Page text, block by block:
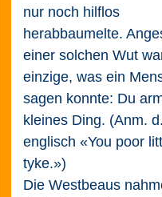
nur noch hilflos
herabbaumelte.
einer solchen Wut
einzige, was ein
sagen konnte: Du
kleines Ding. (Anm.
englisch «You poor
tyke.»)
Die Westbeaus